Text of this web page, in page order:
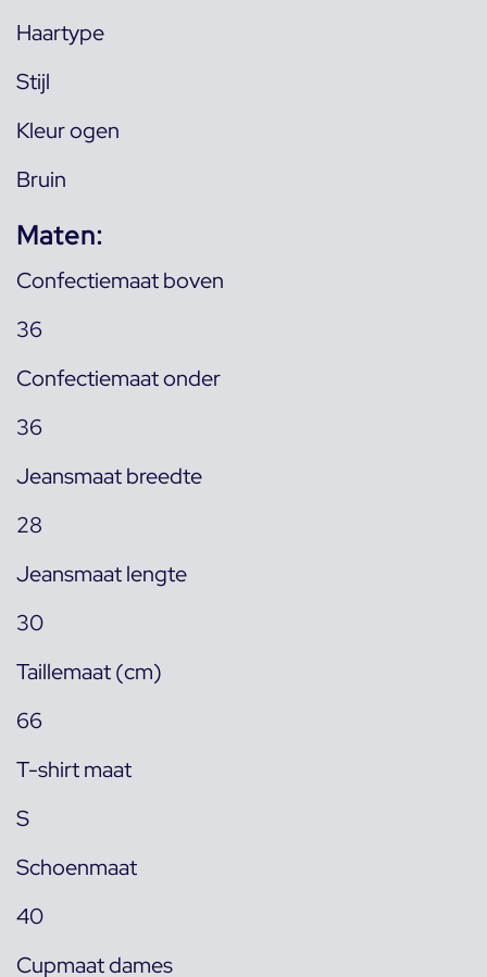
Haartype
Stijl
Kleur ogen
Bruin
Maten:
Confectiemaat boven
36
Confectiemaat onder
36
Jeansmaat breedte
28
Jeansmaat lengte
30
Taillemaat (cm)
66
T-shirt maat
S
Schoenmaat
40
Cupmaat dames